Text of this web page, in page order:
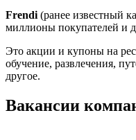
Frendi (ранее известный
миллионы покупателей и
Это акции и купоны на
обучение, развлечения,
другое.
Вакансии